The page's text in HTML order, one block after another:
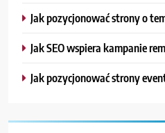
Jak pozycjonować strony o
Jak SEO wspiera kampanie
Jak pozycjonować strony